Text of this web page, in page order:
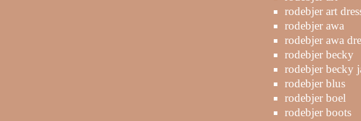
rodebjer art
rodebjer awa
rodebjer awa
rodebjer becky
rodebjer becky
rodebjer blus
rodebjer boel
rodebjer boots